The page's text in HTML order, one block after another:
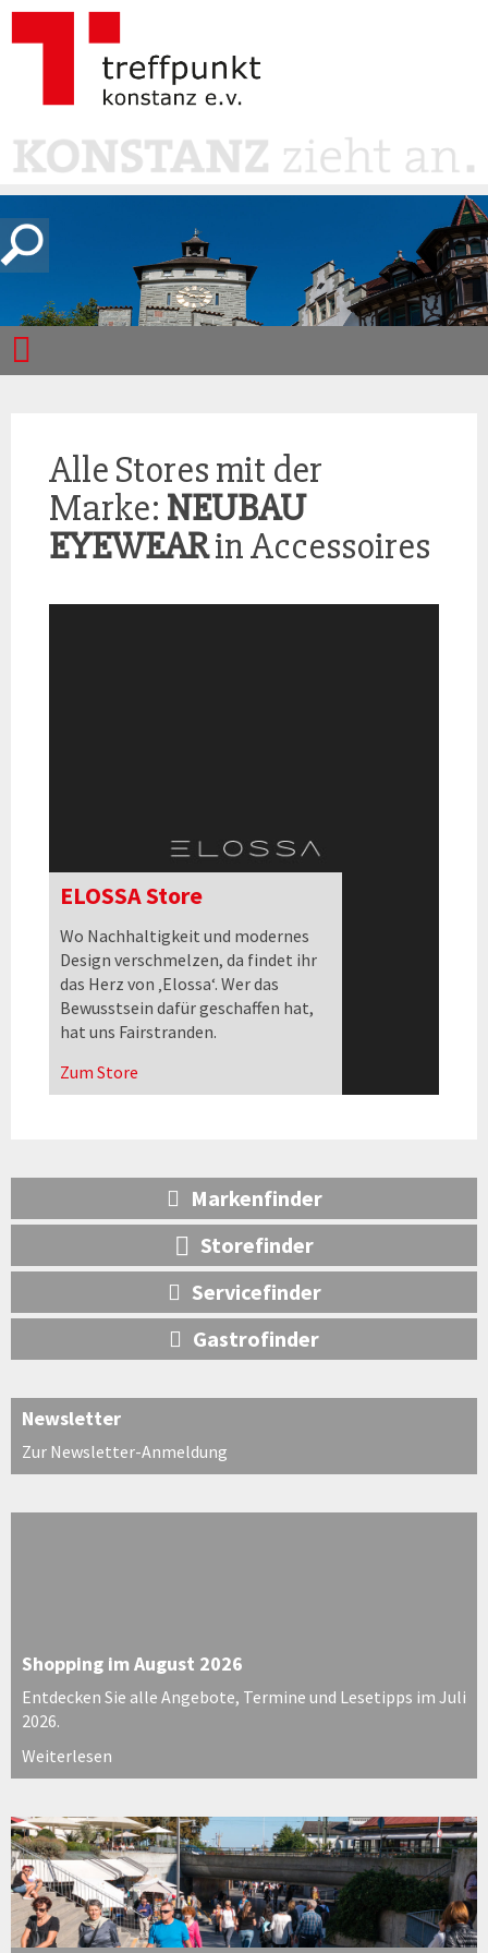
Alle Stores mit der
Marke: NEUBAU
EYEWEARin Accessoires
ELOSSA Store
Wo Nachhaltigkeit und modernes
Design verschmelzen, da findet ihr
das Herz von ‚Elossa‘. Wer das
Bewusstsein dafür geschaffen hat,
hat uns Fairstranden.
Zum Store
Markenfinder
Storefinder
Servicefinder
Gastrofinder
Newsletter
Zur Newsletter-Anmeldung
Shopping im August 2026
Entdecken Sie alle Angebote, Termine und Lesetipps im Juli
2026.
Weiterlesen